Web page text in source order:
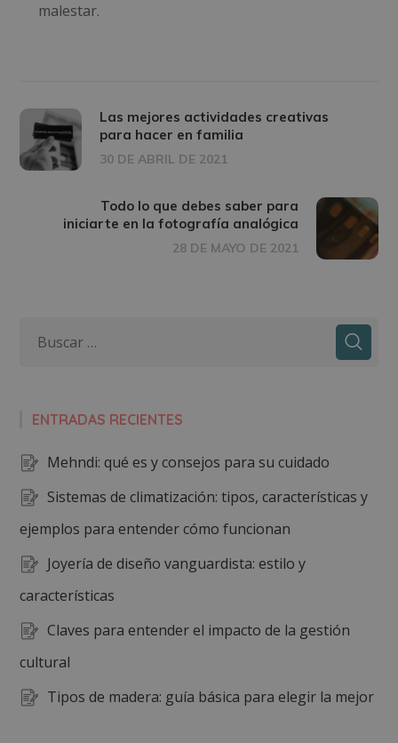
malestar.
Las mejores actividades creativas
para hacer en familia
30 DE ABRIL DE 2021
Todo lo que debes saber para
iniciarte en la fotografía analógica
28 DE MAYO DE 2021
ENTRADAS RECIENTES
Mehndi: qué es y consejos para su cuidado
Sistemas de climatización: tipos, características y
ejemplos para entender cómo funcionan
Joyería de diseño vanguardista: estilo y
características
Claves para entender el impacto de la gestión
cultural
Tipos de madera: guía básica para elegir la mejor